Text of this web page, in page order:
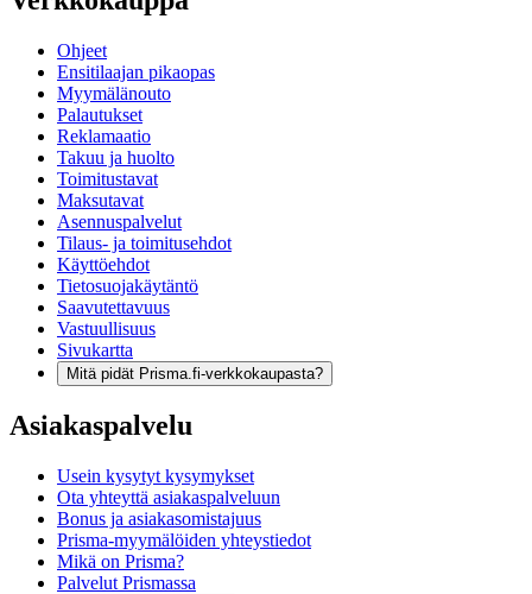
Ohjeet
Ensitilaajan pikaopas
Myymälänouto
Palautukset
Reklamaatio
Takuu ja huolto
Toimitustavat
Maksutavat
Asennuspalvelut
Tilaus- ja toimitusehdot
Käyttöehdot
Tietosuojakäytäntö
Saavutettavuus
Vastuullisuus
Sivukartta
Mitä pidät Prisma.fi-verkkokaupasta?
Asiakaspalvelu
Usein kysytyt kysymykset
Ota yhteyttä asiakaspalveluun
Bonus ja asiakasomistajuus
Prisma-myymälöiden yhteystiedot
Mikä on Prisma?
Palvelut Prismassa